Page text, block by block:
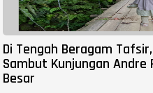
Di Tengah Beragam
Sambut Kunjungan Andre
Besar